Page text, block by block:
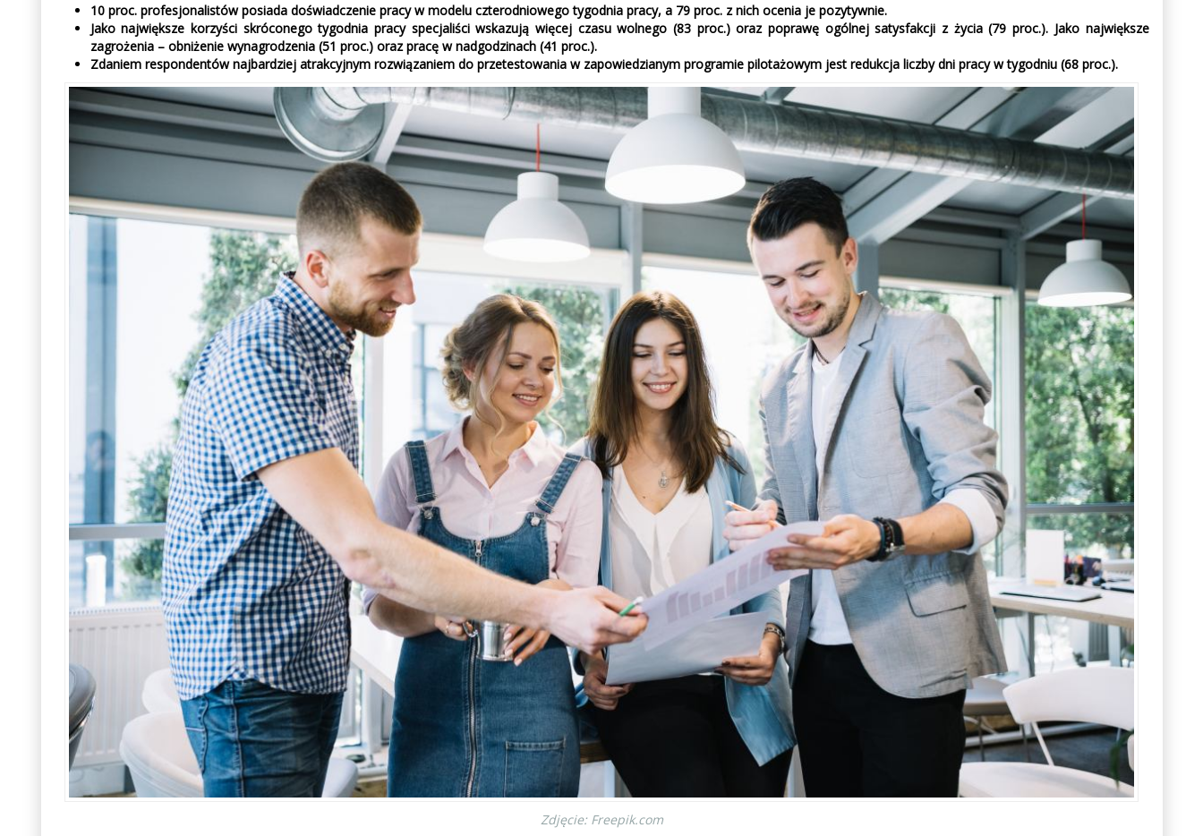
10 proc. profesjonalistów posiada doświadczenie pracy w modelu czterodniowego tygodnia pracy, a 79 proc. z nich ocenia je pozytywnie.
Jako największe korzyści skróconego tygodnia pracy specjaliści wskazują więcej czasu wolnego (83 proc.) oraz poprawę ogólnej satysfakcji z życia (79 proc.). Jako największe
zagrożenia – obniżenie wynagrodzenia (51 proc.) oraz pracę w nadgodzinach (41 proc.).
Zdaniem respondentów najbardziej atrakcyjnym rozwiązaniem do przetestowania w zapowiedzianym programie pilotażowym jest redukcja liczby dni pracy w tygodniu (68 proc.).
Zdjęcie: Freepik.com